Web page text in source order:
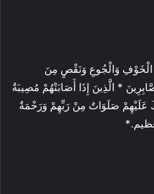
الْخَوْفِ وَالْجُوعِ وَنَقْصٍ مِنَ
* الَّذِينَ إِذَا أَصَابَتْهُمْ مُصِيبَةٌ
عَلَيْهِمْ صَلَوَاتٌ مِنْ رَبِّهِمْ وَرَحْمَةٌ